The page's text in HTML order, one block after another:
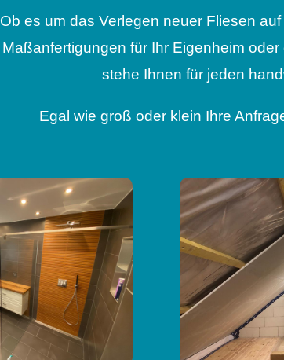
Ob es um das Verlegen neuer Fliesen
Maßanfertigungen für Ihr Eigenheim
stehe Ihnen für jeden
Egal wie groß oder klein Ihre